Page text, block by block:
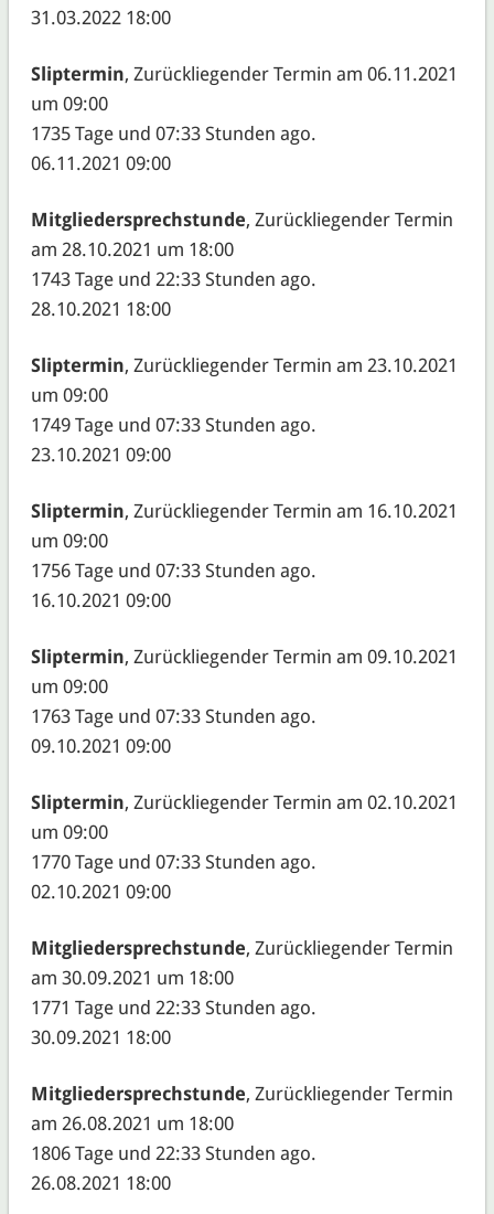
31.03.2022 18:00
Sliptermin, Zurückliegender Termin am 06.11.2021
um 09:00
1735 Tage und 07:33 Stunden ago.
06.11.2021 09:00
Mitgliedersprechstunde, Zurückliegender Termin
am 28.10.2021 um 18:00
1743 Tage und 22:33 Stunden ago.
28.10.2021 18:00
Sliptermin, Zurückliegender Termin am 23.10.2021
um 09:00
1749 Tage und 07:33 Stunden ago.
23.10.2021 09:00
Sliptermin, Zurückliegender Termin am 16.10.2021
um 09:00
1756 Tage und 07:33 Stunden ago.
16.10.2021 09:00
Sliptermin, Zurückliegender Termin am 09.10.2021
um 09:00
1763 Tage und 07:33 Stunden ago.
09.10.2021 09:00
Sliptermin, Zurückliegender Termin am 02.10.2021
um 09:00
1770 Tage und 07:33 Stunden ago.
02.10.2021 09:00
Mitgliedersprechstunde, Zurückliegender Termin
am 30.09.2021 um 18:00
1771 Tage und 22:33 Stunden ago.
30.09.2021 18:00
Mitgliedersprechstunde, Zurückliegender Termin
am 26.08.2021 um 18:00
1806 Tage und 22:33 Stunden ago.
26.08.2021 18:00